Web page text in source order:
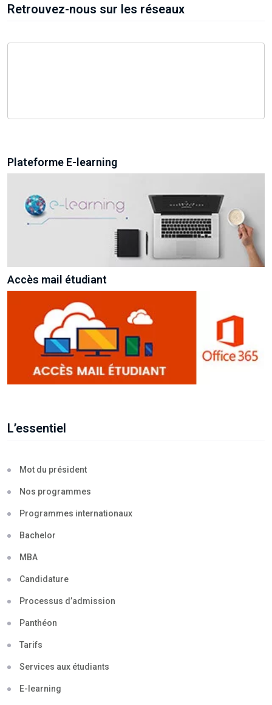
Retrouvez-nous sur les réseaux
Plateforme E-learning
Accès mail étudiant
L’essentiel
Mot du président
Nos programmes
Programmes internationaux
Bachelor
MBA
Candidature
Processus d’admission
Panthéon
Tarifs
Services aux étudiants
E-learning